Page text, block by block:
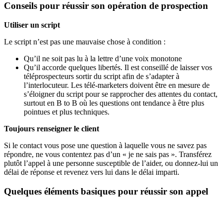
Conseils pour réussir son opération de prospection
Utiliser un script
Le script n’est pas une mauvaise chose à condition :
Qu’il ne soit pas lu à la lettre d’une voix monotone
Qu’il accorde quelques libertés. Il est conseillé de laisser vos
téléprospecteurs sortir du script afin de s’adapter à
l’interlocuteur. Les télé-marketers doivent être en mesure de
s’éloigner du script pour se rapprocher des attentes du contact,
surtout en B to B où les questions ont tendance à être plus
pointues et plus techniques.
Toujours renseigner le client
Si le contact vous pose une question à laquelle vous ne savez pas
répondre, ne vous contentez pas d’un « je ne sais pas ». Transférez
plutôt l’appel à une personne susceptible de l’aider, ou donnez-lui un
délai de réponse et revenez vers lui dans le délai imparti.
Quelques éléments basiques pour réussir son appel